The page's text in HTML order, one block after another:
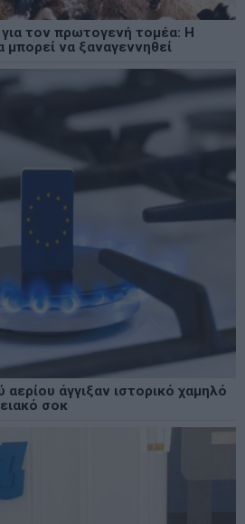
τον πρωτογενή τομέα: Η
μπορεί να ξαναγεννηθεί
άγγιξαν ιστορικό χαμηλό
σοκ